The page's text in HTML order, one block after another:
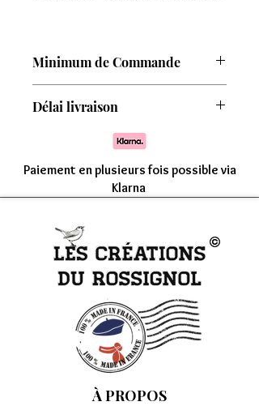
Minimum de Commande
8 modèles
Délai livraison
Comptez une livraison entre 7 à 15 jours
Paiement en plusieurs fois possible via
Klarna
À PROPOS